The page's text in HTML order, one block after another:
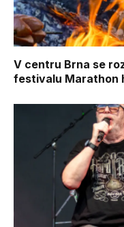
V centru Brna se
festivalu Marathon